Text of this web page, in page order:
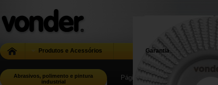
Produtos e Acessórios Garantia
Abrasivos, polimento e pintura
industrial
Página Inicial | ...